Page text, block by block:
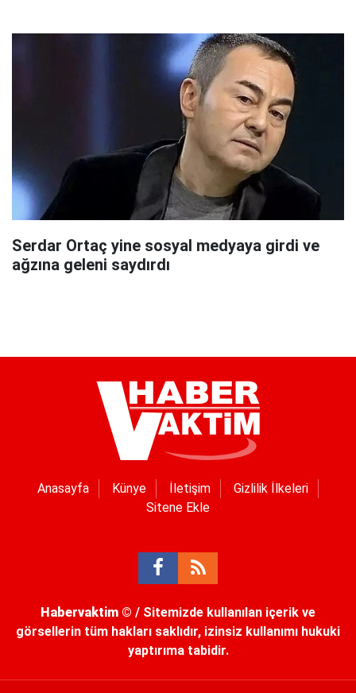
Serdar Ortaç yine sosyal medyaya girdi ve
ağzına geleni saydırdı
Anasayfa Künye İletişim
Gizlilik İlkeleri
Sitene Ekle
Habervaktim © / Sitemizde kullanılan içerik ve
görsellerin tüm hakları saklıdır, izinsiz kullanımı hukuki
yaptırıma tabidir.